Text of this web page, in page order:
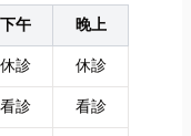
下午
晚上
休診
休診
看診
看診